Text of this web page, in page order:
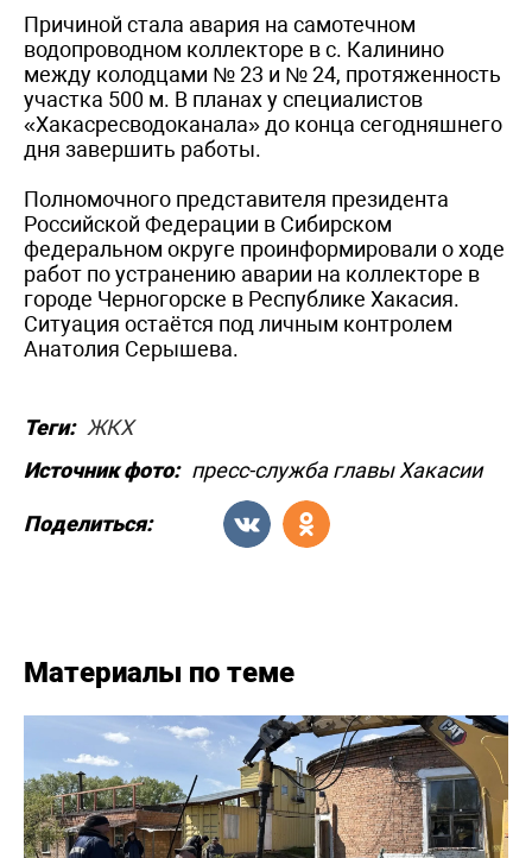
Причиной стала авария на самотечном
водопроводном коллекторе в с. Калинино
между колодцами № 23 и № 24, протяженность
участка 500 м. В планах у специалистов
«Хакасресводоканала» до конца сегодняшнего
дня завершить работы.
Полномочного представителя президента
Российской Федерации в Сибирском
федеральном округе проинформировали о ходе
работ по устранению аварии на коллекторе в
городе Черногорске в Республике Хакасия.
Ситуация остаётся под личным контролем
Анатолия Серышева.
Теги: ЖКХ
Источник фото: пресс-служба главы Хакасии
Поделиться:
Материалы по теме